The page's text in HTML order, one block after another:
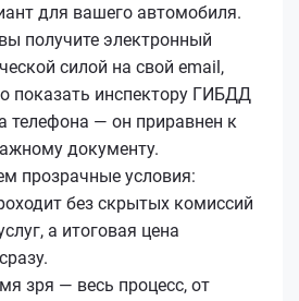
для вашего автомобиля.
получите электронный
силой на свой email,
показать инспектору ГИБДД
телефона — он приравнен к
документу.
прозрачные условия:
без скрытых комиссий
а итоговая цена
зря — весь процесс, от